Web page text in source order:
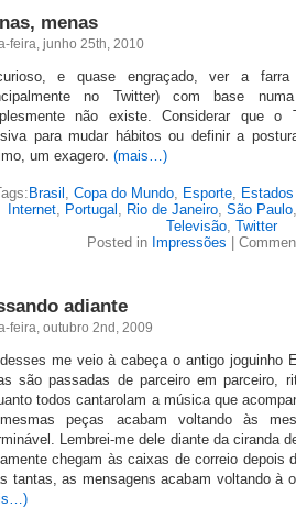
menas
feira, junho 25th, 2010
e quase engraçado, ver a
no Twitter) com base
não existe. Considerar que o
para mudar hábitos ou definir a
um exagero. (mais…)
Brasil , Copa do Mundo, Esporte,
Internet, Portugal , Rio de Janeiro, São Paulo
Televisão, Twitter
Posted in Impressões
adiante
feira, outubro 2nd, 2009
me veio à cabeça o antigo joguinho
são passadas de parceiro em parceiro,
todos cantarolam a música que
peças acabam voltando às
Lembrei-me dele diante da ciranda
chegam às caixas de correio depois
tantas, as mensagens acabam voltando à